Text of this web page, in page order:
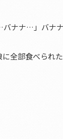
バナナ…」バナ
全部食べられ